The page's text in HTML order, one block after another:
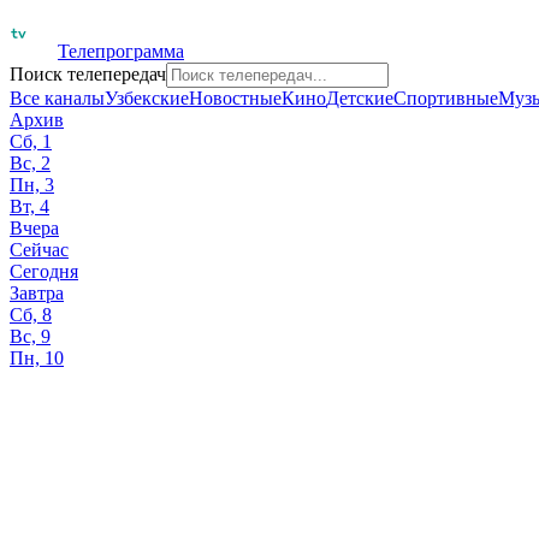
Телепрограмма
Поиск телепередач
Все каналыУзбекскиеНовостныеКиноДетскиеСпортивные
Архив
Сб, 1
Вс, 2
Пн, 3
Вт, 4
Вчера
Сейчас
Сегодня
Завтра
Сб, 8
Вс, 9
Пн, 10